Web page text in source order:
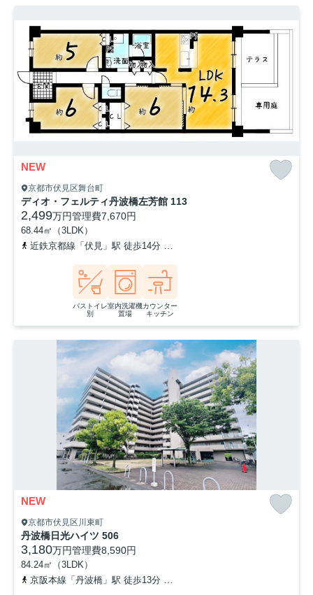
NEW
京都市伏見区舞台町
ディオ・フェルティ丹波橋左芳館 113
2,499万円管理費7,670円
68.44㎡（3LDK）
近鉄京都線「伏見」駅 徒歩14分
バストイレ
別
室内洗濯機
置場
カウンター
キッチン
NEW
京都市伏見区川東町
丹波橋日光ハイツ 506
3,180万円管理費8,590円
84.24㎡（3LDK）
京阪本線「丹波橋」駅 徒歩13分